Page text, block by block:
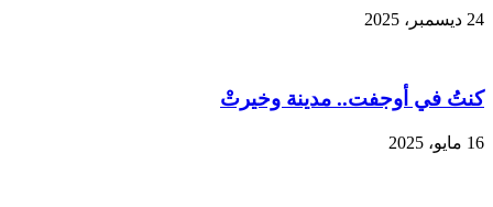
24 ديسمبر، 2025
كنتُ في أوجفت.. مدينة وخيرتْ
16 مايو، 2025